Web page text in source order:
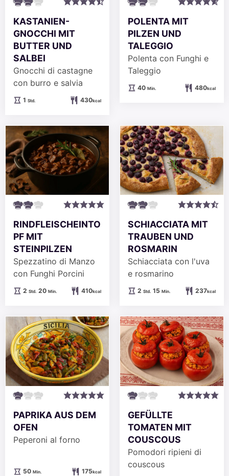
KASTANIEN-
GNOCCHI MIT
BUTTER UND
SALBEI
Gnocchi di castagne
con burro e salvia
1Stunde
Std. 430kcal
POLENTA MIT
PILZEN UND
TALEGGIO
Polenta con Funghi e
Taleggio
40Minuten
Min. 480kcal
RINDFLEISCHEINTO
PF MIT
STEINPILZEN
Spezzatino di Manzo
con Funghi Porcini
2Stunden
Std. 20Minuten
Min. 410kcal
SCHIACCIATA MIT
TRAUBEN UND
ROSMARIN
Schiacciata con l'uva
e rosmarino
2Stunden
Std. 15Minuten
Min. 237kcal
PAPRIKA AUS DEM
OFEN
Peperoni al forno
50Minuten
Min. 175kcal
GEFÜLLTE
TOMATEN MIT
COUSCOUS
Pomodori ripieni di
couscous